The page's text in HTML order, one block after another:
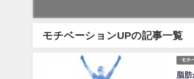
モチベーションUPの記事一覧
モチ
脂